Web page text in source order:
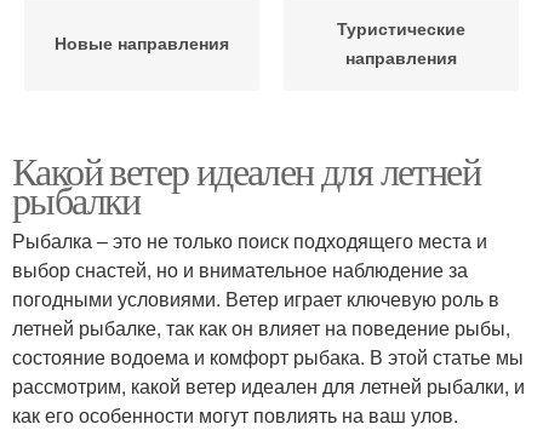
Новые направления
Туристические
направления
Какой ветер идеален для летней
рыбалки
Рыбалка – это не только поиск подходящего места и
выбор снастей, но и внимательное наблюдение за
погодными условиями. Ветер играет ключевую роль в
летней рыбалке, так как он влияет на поведение рыбы,
состояние водоема и комфорт рыбака. В этой статье мы
рассмотрим, какой ветер идеален для летней рыбалки, и
как его особенности могут повлиять на ваш улов.